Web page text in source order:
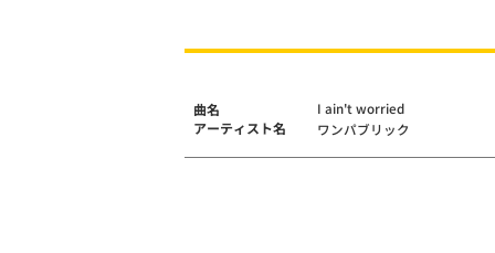
曲名
アーティスト名
I ain't worried
ワンパブリック